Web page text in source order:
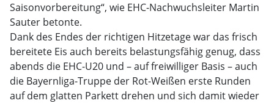
Saisonvorbereitung“, wie EHC-Nachwuchsleiter Martin
Sauter betonte.
Dank des Endes der richtigen Hitzetage war das frisch
bereitete Eis auch bereits belastungsfähig genug, dass
abends die EHC-U20 und – auf freiwilliger Basis – auch
die Bayernliga-Truppe der Rot-Weißen erste Runden
auf dem glatten Parkett drehen und sich damit wieder